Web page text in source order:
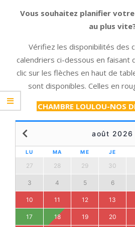
Vous souhaitez planifier
au plus
Vérifiez les disponibilités des
calendriers ci-dessous en faisant
clic sur les flèches en haut de
sont disponibles. Celles en
CHAMBRE LOULOU-NOS
août 2026
LU MA ME JE
27 28 29 30
3 4 5 6
10 11 12 13
17 18 19 20